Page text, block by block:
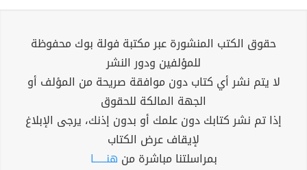
حقوق الكتب المنشورة عبر مكتبة فولة بوك محفوظة
للمؤلفين ودور النشر
لا يتم نشر أي كتاب دون موافقة صريحة من المؤلف أو
الجهة المالكة للحقوق
إذا تم نشر كتابك دون علمك أو بدون إذنك، يرجى الإبلاغ
لإيقاف عرض الكتاب
بمراسلتنا مباشرة من هنــــــا